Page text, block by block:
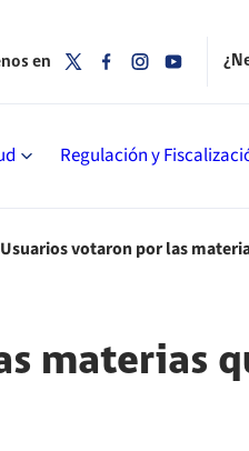
Regulación y
en
Usuarios votaron por las
materias